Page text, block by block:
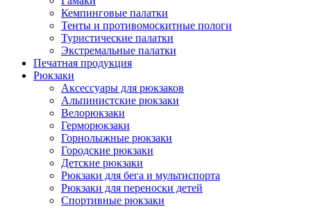
Кемпинговые палатки
Тенты и противомоскитные пологи
Туристические палатки
Экстремальные палатки
Печатная продукция
Рюкзаки
Аксессуары для рюкзаков
Альпинистские рюкзаки
Велорюкзаки
Герморюкзаки
Горнолыжные рюкзаки
Городские рюкзаки
Детские рюкзаки
Рюкзаки для бега и мультиспорта
Рюкзаки для переноски детей
Спортивные рюкзаки